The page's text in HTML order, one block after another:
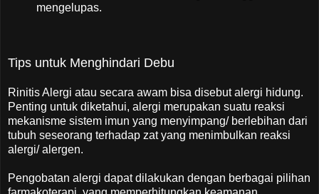
mengelupas.
Tips untuk Menghindari Debu
Rinitis Alergi atau secara awam bisa disebut alergi hidung.
Penting untuk diketahui, alergi merupakan suatu reaksi
mekanisme sistem imun yang menyimpang/ berlebihan dari
tubuh seseorang terhadap zat yang menimbulkan reaksi
alergi/ alergen.
Pengobatan alergi dapat dilakukan dengan berbagai pilihan